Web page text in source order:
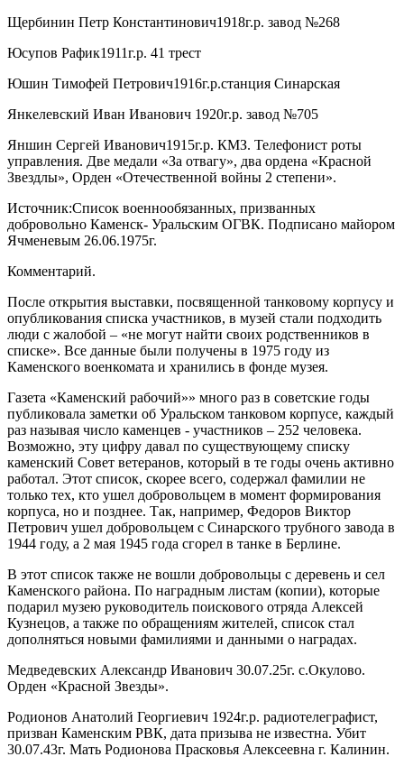
Щербинин Петр Константинович1918г.р. завод №268
Юсупов Рафик1911г.р. 41 трест
Юшин Тимофей Петрович1916г.р.станция Синарская
Янкелевский Иван Иванович 1920г.р. завод №705
Яншин Сергей Иванович1915г.р. КМЗ. Телефонист роты
управления. Две медали «За отвагу», два ордена «Красной
Звездлы», Орден «Отечественной войны 2 степени».
Источник:Список военнообязанных, призванных
добровольно Каменск- Уральским ОГВК. Подписано майором
Ячменевым 26.06.1975г.
Комментарий.
После открытия выставки, посвященной танковому корпусу и
опубликования списка участников, в музей стали подходить
люди с жалобой – «не могут найти своих родственников в
списке». Все данные были получены в 1975 году из
Каменского военкомата и хранились в фонде музея.
Газета «Каменский рабочий»» много раз в советские годы
публиковала заметки об Уральском танковом корпусе, каждый
раз называя число каменцев - участников – 252 человека.
Возможно, эту цифру давал по существующему списку
каменский Совет ветеранов, который в те годы очень активно
работал. Этот список, скорее всего, содержал фамилии не
только тех, кто ушел добровольцем в момент формирования
корпуса, но и позднее. Так, например, Федоров Виктор
Петрович ушел добровольцем с Синарского трубного завода в
1944 году, а 2 мая 1945 года сгорел в танке в Берлине.
В этот список также не вошли добровольцы с деревень и сел
Каменского района. По наградным листам (копии), которые
подарил музею руководитель поискового отряда Алексей
Кузнецов, а также по обращениям жителей, список стал
дополняться новыми фамилиями и данными о наградах.
Медведевских Александр Иванович 30.07.25г. с.Окулово.
Орден «Красной Звезды».
Родионов Анатолий Георгиевич 1924г.р. радиотелеграфист,
призван Каменским РВК, дата призыва не известна. Убит
30.07.43г. Мать Родионова Прасковья Алексеевна г. Калинин.